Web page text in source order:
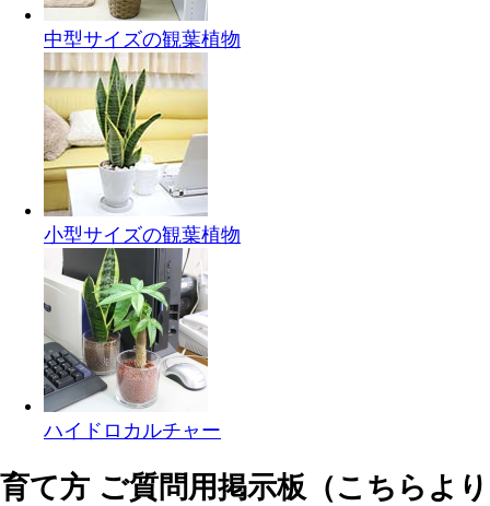
中型サイズの観葉植物
小型サイズの観葉植物
ハイドロカルチャー
育て方 ご質問用掲示板（こちらより